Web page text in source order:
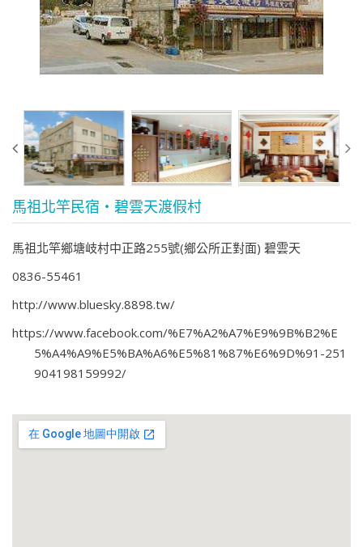
馬祖北竿民宿‧碧雲天渡假村
馬祖北竿鄉塘岐村中正路255號(鄉公所正對面) 碧雲天
0836-55461
http://www.bluesky.8898.tw/
https://www.facebook.com/%E7%A2%A7%E9%9B%B2%E
5%A4%A9%E5%BA%A6%E5%81%87%E6%9D%91-251
904198159992/